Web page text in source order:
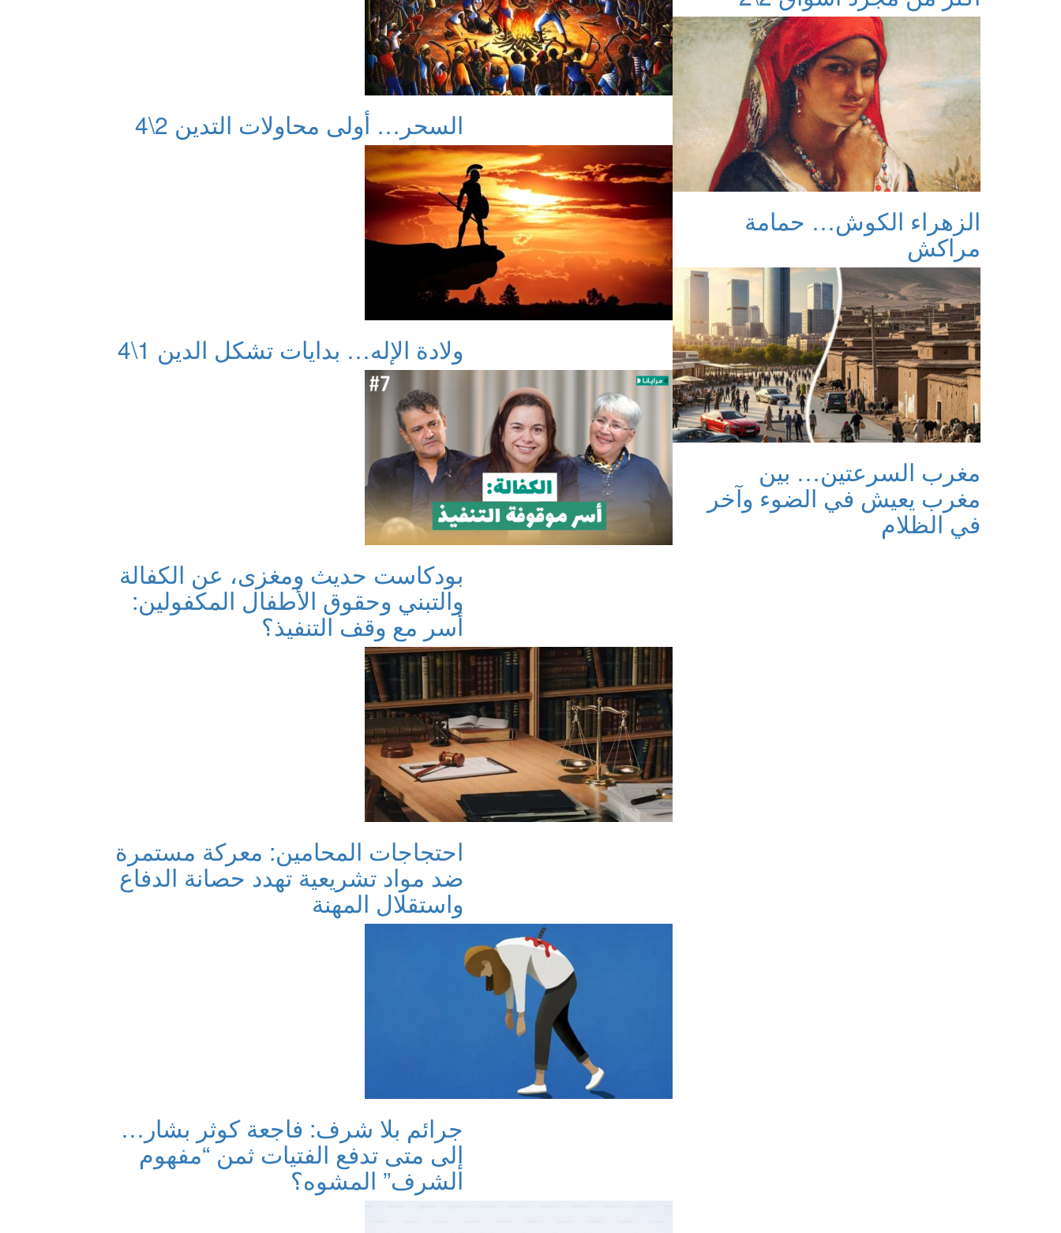
السحر… أولى محاولات التدين 2\4
ولادة الإله… بدايات تشكل الدين 1\4
بودكاست حديث ومغزى، عن الكفالة
والتبني وحقوق الأطفال المكفولين:
أسر مع وقف التنفيذ؟
احتجاجات المحامين: معركة مستمرة
ضد مواد تشريعية تهدد حصانة الدفاع
واستقلال المهنة
جرائم بلا شرف: فاجعة كوثر بشار…
إلى متى تدفع الفتيات ثمن “مفهوم
الشرف” المشوه؟
الزهراء الكوش… حمامة
مراكش
مغرب السرعتين… بين
مغرب يعيش في الضوء وآخر
في الظلام